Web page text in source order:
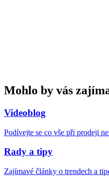
Mohlo by vás
Videoblog
Podívejte se co vše při prodeji
Rady a tipy
Zajímavé články o trendech a